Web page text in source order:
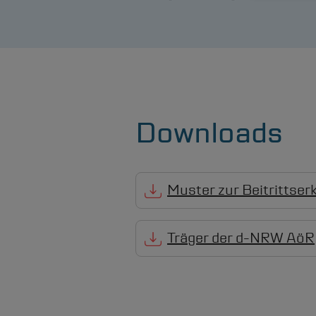
Downloads
Muster zur
Träger derd-NRW AöR